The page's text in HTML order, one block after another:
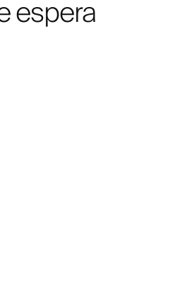
espera